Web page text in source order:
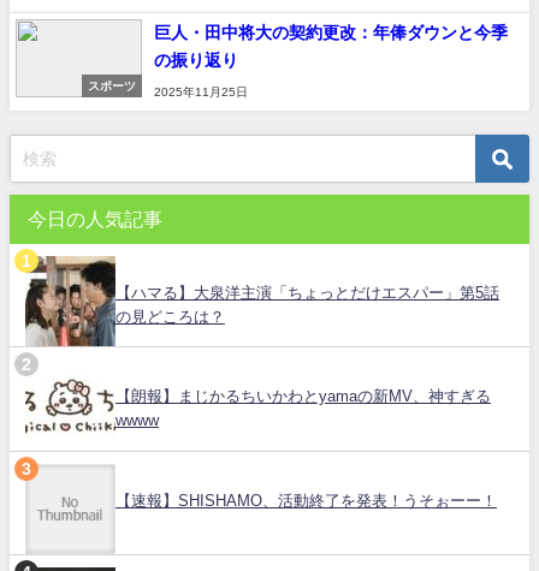
スポーツ
巨人・田中将大の契約更改：年俸ダウンと今季
の振り返り
2025年11月25日
今日の人気記事
【ハマる】大泉洋主演「ちょっとだけエスパー」第5話
の見どころは？
【朗報】まじかるちいかわとyamaの新MV、神すぎる
wwww
【速報】SHISHAMO、活動終了を発表！うそぉーー！